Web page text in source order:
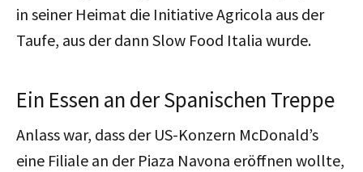
in seiner Heimat die Initiative Agricola aus der
Taufe, aus der dann Slow Food Italia wurde.
Ein Essen an der Spanischen Treppe
Anlass war, dass der US-Konzern McDonald’s
eine Filiale an der Piaza Navona eröffnen wollte,